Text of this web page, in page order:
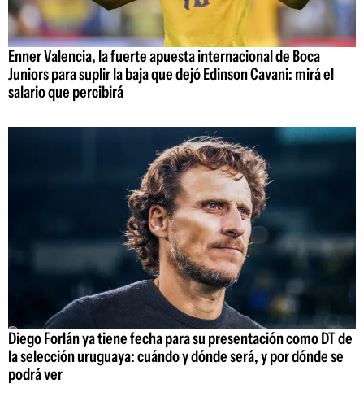
Enner Valencia, la fuerte apuesta internacional de Boca
Juniors para suplir la baja que dejó Edinson Cavani: mirá el
salario que percibirá
Diego Forlán ya tiene fecha para su presentación como DT de
la selección uruguaya: cuándo y dónde será, y por dónde se
podrá ver